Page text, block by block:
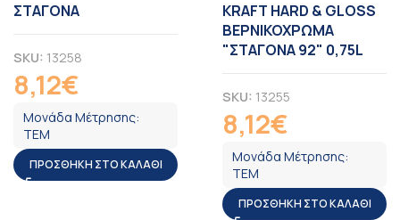
ΣΤΑΓΟΝΑ
SKU: 13258
8,12€
Μονάδα Μέτρησης:
ΤΕΜ
ΠΡΟΣΘΉΚΗ ΣΤΟ ΚΑΛΆΘΙ
KRAFT HARD & GLOSS
ΒΕΡΝΙΚΟΧΡΩΜΑ
"ΣΤΑΓΟΝΑ 92" 0,75L
SKU: 13255
8,12€
Μονάδα Μέτρησης:
ΤΕΜ
ΠΡΟΣΘΉΚΗ ΣΤΟ ΚΑΛΆΘΙ